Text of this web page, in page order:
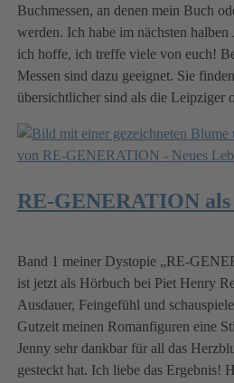
Buchmessen, an denen mein Buch
werden. Ich habe im nächsten
ich hoffe, ich treffe viele von euch!
Messen sind dazu geeignet. Sie
übersichtlicher sind als die Leipziger
RE-GENERATION
Band 1 meiner Dystopie „RE-
ist jetzt als Hörbuch bei Piet Henry
Ausdauer, Feingefühl und
Gutzeit meinen Romanfiguren eine
Jenny sehr dankbar für all das
gesteckt hat. Ich liebe das Ergebnis!